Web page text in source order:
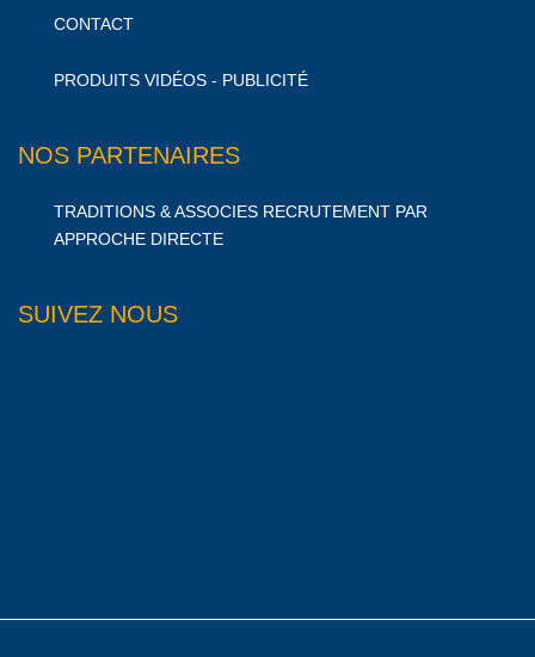
CONTACT
PRODUITS VIDÉOS - PUBLICITÉ
NOS PARTENAIRES
TRADITIONS & ASSOCIES RECRUTEMENT PAR
APPROCHE DIRECTE
SUIVEZ NOUS